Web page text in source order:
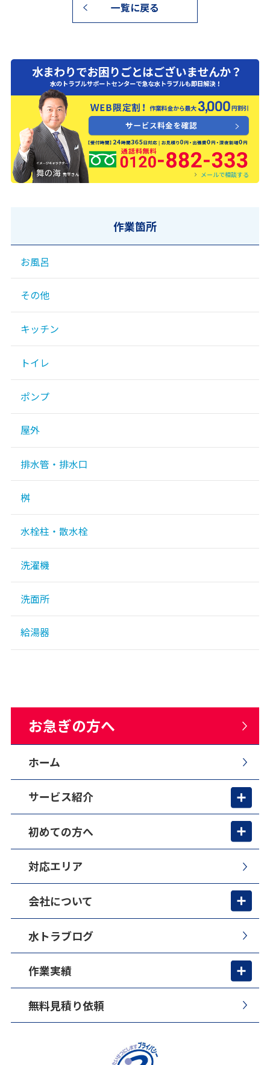
一覧に戻る
0120-882-333
メールで相談する
作業箇所
お風呂
その他
キッチン
トイレ
ポンプ
屋外
排水管・排水口
桝
水栓柱・散水栓
洗濯機
洗面所
給湯器
お急ぎの方へ
ホーム
サービス紹介
初めての方へ
対応エリア
会社について
水トラブログ
作業実績
無料見積り依頼